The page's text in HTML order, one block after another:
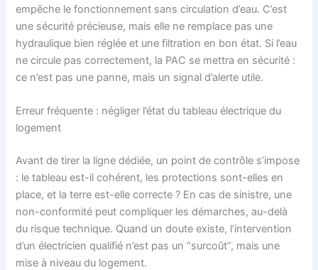
empêche le fonctionnement sans circulation d’eau. C’est
une sécurité précieuse, mais elle ne remplace pas une
hydraulique bien réglée et une filtration en bon état. Si l’eau
ne circule pas correctement, la PAC se mettra en sécurité :
ce n’est pas une panne, mais un signal d’alerte utile.
Erreur fréquente : négliger l’état du tableau électrique du
logement
Avant de tirer la ligne dédiée, un point de contrôle s’impose
: le tableau est-il cohérent, les protections sont-elles en
place, et la terre est-elle correcte ? En cas de sinistre, une
non-conformité peut compliquer les démarches, au-delà
du risque technique. Quand un doute existe, l’intervention
d’un électricien qualifié n’est pas un “surcoût”, mais une
mise à niveau du logement.